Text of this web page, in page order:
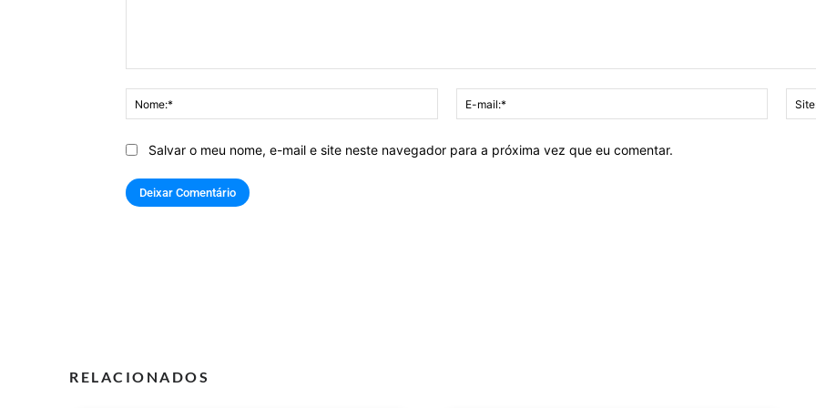
Nome:*
mail:*
Salvar o meu nome, e-mail e site neste navegador para a próxima vez que eu comentar.
RELACIONADOS